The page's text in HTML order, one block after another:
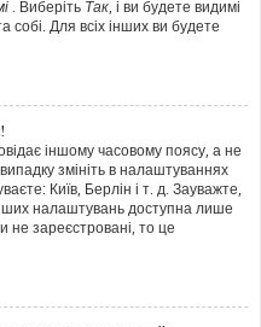
. Виберіть Так, і ви будете видимі
Для всіх інших ви будете
іншому часовому поясу, а не
змініть в налаштуваннях
Київ, Берлін і т. д. Зауважте,
налаштувань доступна лише
не зареєстровані, то це